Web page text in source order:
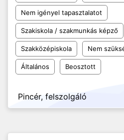
Nem igényel tapasztalatot
Szakiskola / szakmunkás képző
Szakközépiskola Nem
Általános Beosztott
Pincér, felszolgáló